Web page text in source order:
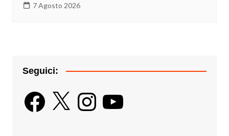
7 Agosto 2026
Seguici:
Facebook
X InstagramYouTube